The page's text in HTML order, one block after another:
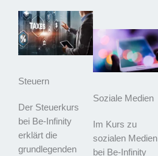
Steuern
Der Steuerkurs
bei Be-Infinity
erklärt die
grundlegenden
Soziale Medien
Im Kurs zu
sozialen Medien
bei Be-Infinity